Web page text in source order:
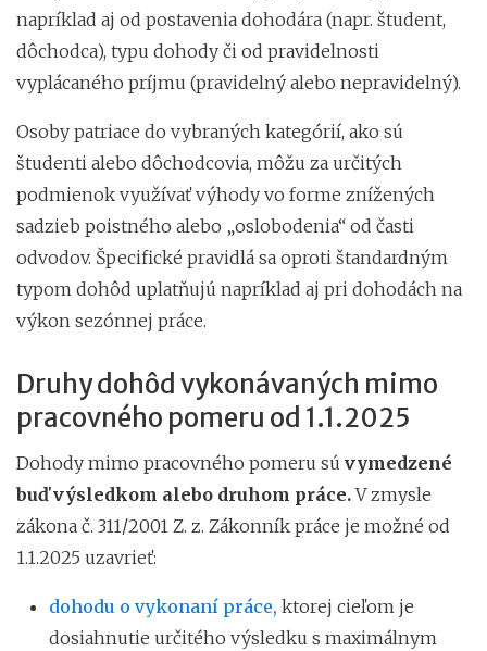
napríklad aj od postavenia dohodára (napr. študent,
dôchodca), typu dohody či od pravidelnosti
vyplácaného príjmu (pravidelný alebo nepravidelný).
Osoby patriace do vybraných kategórií, ako sú
študenti alebo dôchodcovia, môžu za určitých
podmienok využívať výhody vo forme znížených
sadzieb poistného alebo „oslobodenia“ od časti
odvodov. Špecifické pravidlá sa oproti štandardným
typom dohôd uplatňujú napríklad aj pri dohodách na
výkon sezónnej práce.
Druhy dohôd vykonávaných mimo
pracovného pomeru od 1.1.2025
Dohody mimo pracovného pomeru sú vymedzené
buď výsledkom alebo druhom práce.V zmysle
zákona č. 311/2001 Z. z. Zákonník práce je možné od
1.1.2025 uzavrieť:
dohodu o vykonaní práce, ktorej cieľom je
dosiahnutie určitého výsledku s maximálnym